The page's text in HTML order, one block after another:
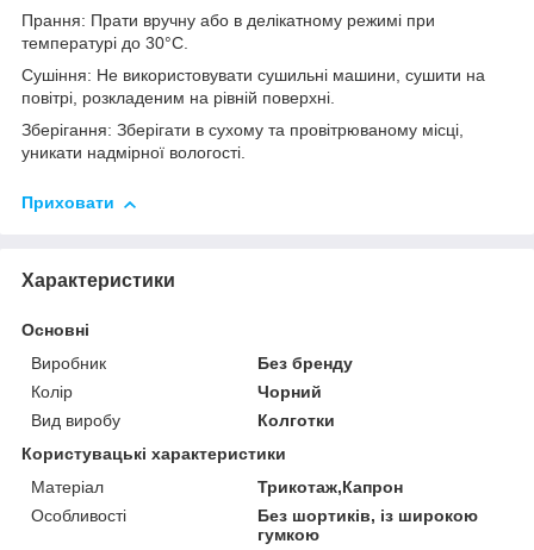
Прання: Прати вручну або в делікатному режимі при
температурі до 30°C.
Сушіння: Не використовувати сушильні машини, сушити на
повітрі, розкладеним на рівній поверхні.
Зберігання: Зберігати в сухому та провітрюваному місці,
уникати надмірної вологості.
Приховати
Характеристики
Основні
Виробник
Без бренду
Колір
Чорний
Вид виробу
Колготки
Користувацькі характеристики
Матеріал
Трикотаж,Капрон
Особливості
Без шортиків, із широкою
гумкою